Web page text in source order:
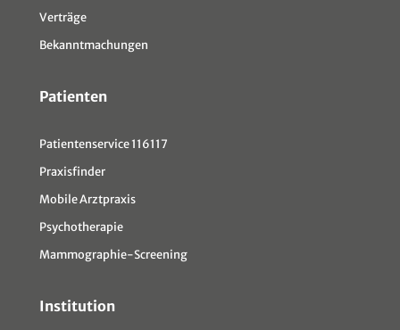
Verträge
Bekanntmachungen
Patienten
Patientenservice 116117
Praxisfinder
Mobile Arztpraxis
Psychotherapie
Mammographie-Screening
Institution